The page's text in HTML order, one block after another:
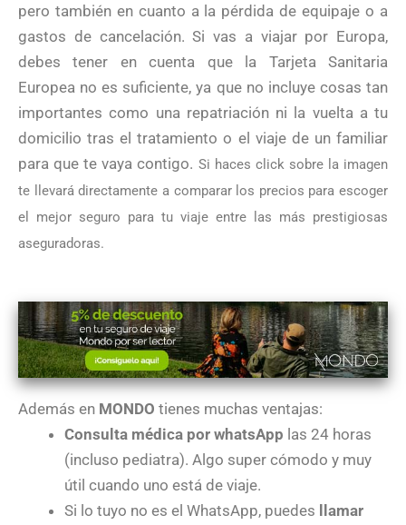
pero también en cuanto a la pérdida de equipaje o a
gastos de cancelación. Si vas a viajar por Europa,
debes tener en cuenta que la Tarjeta Sanitaria
Europea no es suficiente, ya que no incluye cosas tan
importantes como una repatriación ni la vuelta a tu
domicilio tras el tratamiento o el viaje de un familiar
para que te vaya contigo. Si haces click sobre la imagen
te llevará directamente a comparar los precios para escoger
el mejor seguro para tu viaje entre las más prestigiosas
aseguradoras.
Además en MONDO tienes muchas ventajas:
Consulta médica por whatsApp las 24 horas
(incluso pediatra). Algo super cómodo y muy
útil cuando uno está de viaje.
Si lo tuyo no es el WhatsApp, puedes llamar